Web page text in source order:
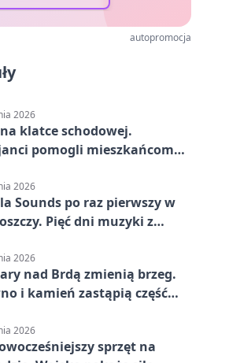
autopromocja
2026
klatce schodowej.
pomogli mieszkańcom
2026
Sounds po raz pierwszy w
Pięć dni muzyki z
2026
nad Brdą zmienią brzeg.
i kamień zastąpią część
2026
sprzęt na